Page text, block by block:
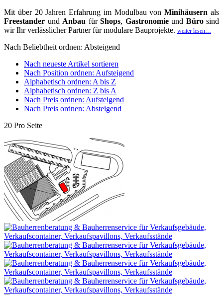
Mit über 20 Jahren Erfahrung im Modulbau vonMinihäusern als
Freestander und Anbau für Shops, Gastronomieund Bürosind
wir Ihr verlässlicher Partner für modulare Bauprojekte. weiter lesen…
Nach Beliebtheit ordnen: Absteigend
Nach neueste Artikel sortieren
Nach Position ordnen: Aufsteigend
Alphabetisch ordnen: A bis Z
Alphabetisch ordnen: Z bis A
Nach Preis ordnen: Aufsteigend
Nach Preis ordnen: Absteigend
20 Pro Seite